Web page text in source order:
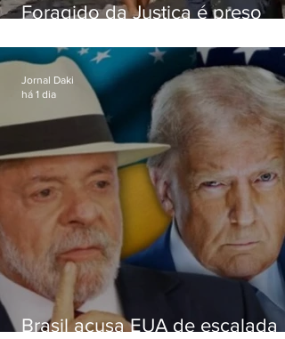
Foragido da Justiça é preso
RJ-106, em Maricá
Brasil acusa EUA de escalada
Jornal Daki
há 1 dia